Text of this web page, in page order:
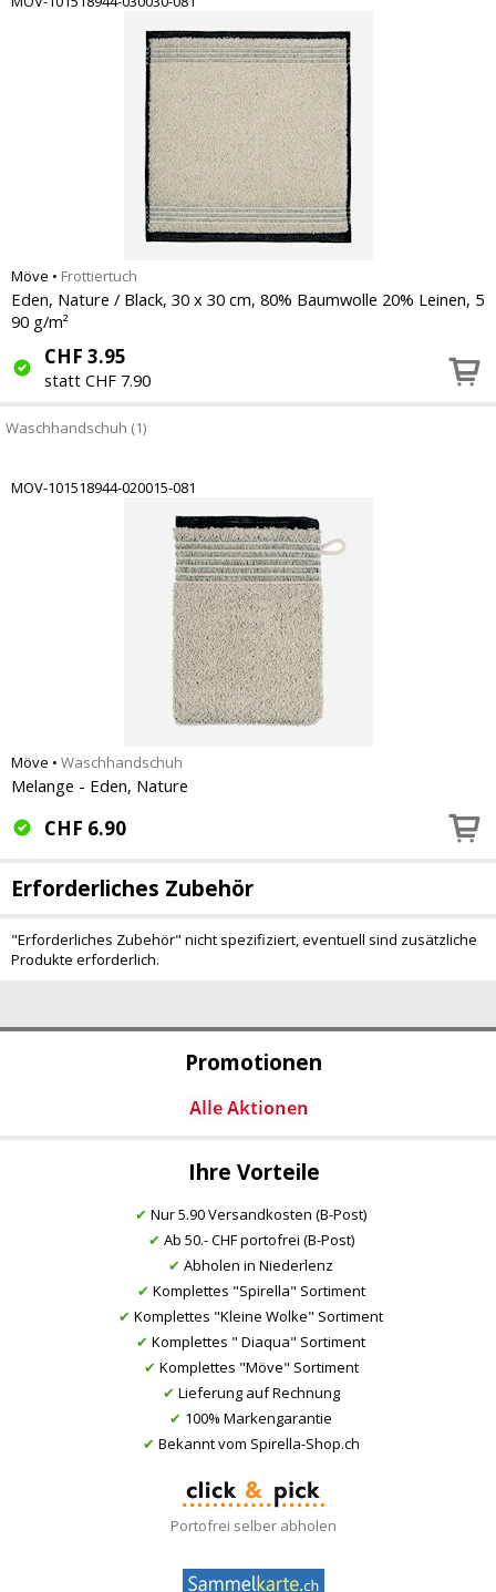
Promotionen
Ihre Vorteile
✔ Nur 5.90 Versandkosten (B-Post)
✔ Ab 50.- CHF portofrei (B-Post)
✔ Abholen in Niederlenz
✔ Komplettes "Spirella" Sortiment
✔ Komplettes "Kleine Wolke" Sortiment
✔ Komplettes " Diaqua" Sortiment
✔ Komplettes "Möve" Sortiment
✔ Lieferung auf Rechnung
✔ 100% Markengarantie
✔ Bekannt vom Spirella-Shop.ch
Portofrei selber abholen
Möve • Frottiertuch
Eden, Nature / Black, 30 x 30 cm, 80% Baumwolle 20% Leinen, 5
90 g/m²
CHF 3.95
statt CHF 7.90
Waschhandschuh (1)
MOV-101518944-020015-081
Möve • Waschhandschuh
Melange - Eden, Nature
CHF 6.90
Erforderliches Zubehör
"Erforderliches Zubehör" nicht spezifiziert, eventuell sind zusätzliche
Produkte erforderlich.